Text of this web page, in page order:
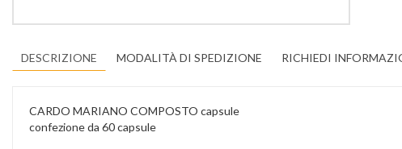
DESCRIZIONE MODALITÀ DI SPEDIZIONE RICHIEDI
CARDO MARIANO COMPOSTO capsule
confezione da 60 capsule